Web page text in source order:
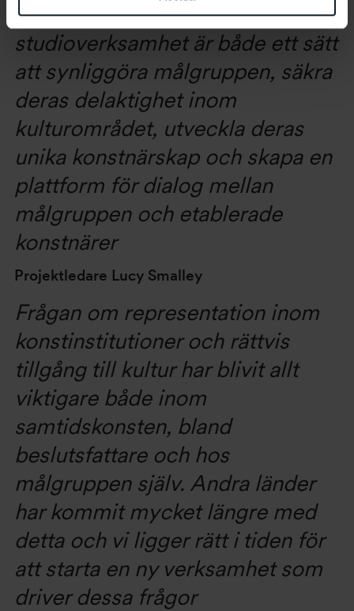
framåtblickande
studioverksamhet är både ett sätt
att synliggöra målgruppen, säkra
deras delaktighet inom
kulturområdet, utveckla deras
unika konstnärskap och skapa en
plattform för dialog mellan
målgruppen och etablerade
konstnärer
Projektledare Lucy Smalley
Frågan om representation inom
konstinstitutioner och rättvis
tillgång till kultur har blivit allt
viktigare både inom
samtidskonsten, bland
beslutsfattare och hos
målgruppen själv. Andra länder
har kommit mycket längre med
detta och vi ligger rätt i tiden för
att starta en ny verksamhet som
driver dessa frågor